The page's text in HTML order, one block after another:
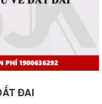
ĐAI